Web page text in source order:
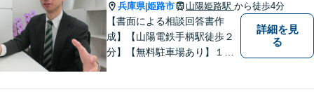
兵庫県|姫路市 山陽姫路駅 から徒歩4分
【書面による相談回答書作
成】【山陽電鉄手柄駅徒歩２
分】【無料駐車場あり】１歩
詳細を見
る